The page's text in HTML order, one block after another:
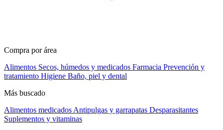
Compra por área
Alimentos Secos, húmedos y medicados Farmacia Prevención y
tratamiento Higiene Baño, piel y dental
Más buscado
Alimentos medicados Antipulgas y garrapatas Desparasitantes
Suplementos y vitaminas